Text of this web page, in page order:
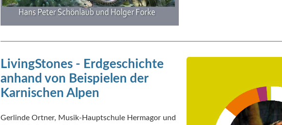
LivingStones - Erdgeschichte
anhand von Beispielen der
Karnischen Alpen
Gerlinde Ortner, Musik-Hauptschule Hermagor und